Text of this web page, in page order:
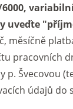
6000,
uveďte
měsíčně
pracovních
p. Švecovou
údajů do